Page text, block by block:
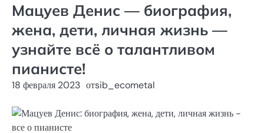
Мацуев Денис — биография,
жена, дети, личная жизнь —
узнайте всё о талантливом
пианисте!
18 февраля 2023 отsib_ecometal